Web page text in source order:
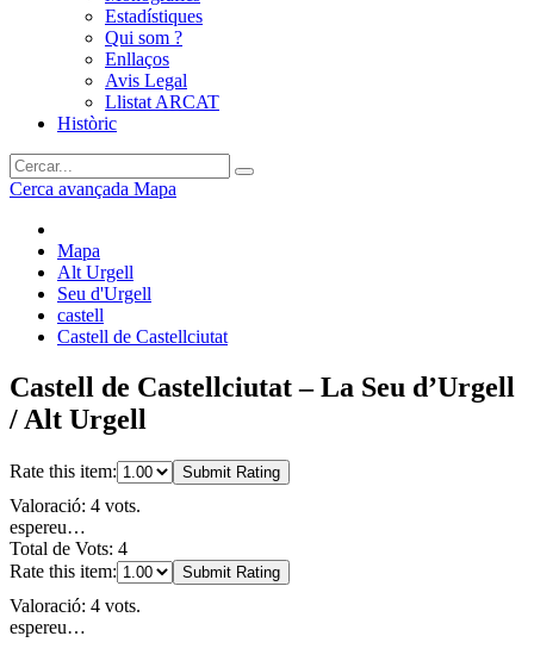
Estadístiques
Qui som ?
Enllaços
Avis Legal
Llistat ARCAT
Històric
Cerca avançada Mapa
Mapa
Alt Urgell
Seu d'Urgell
castell
Castell de Castellciutat
Castell de Castellciutat – La Seu d’Urgell
/ Alt Urgell
Rate this item: Submit Rating
Valoració: 4 vots.
espereu…
Total de Vots: 4
Rate this item:
Submit Rating
Valoració: 4 vots.
espereu…